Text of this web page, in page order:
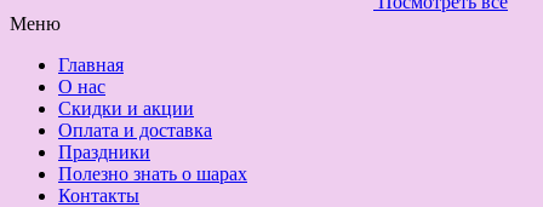
Меню
Главная
О нас
Скидки и акции
Оплата и доставка
Праздники
Полезно знать о шарах
Контакты